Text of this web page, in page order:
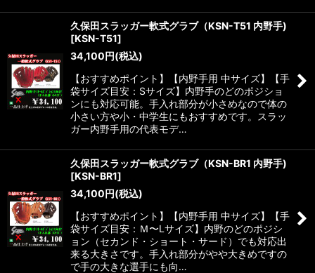
久保田スラッガー軟式グラブ（KSN-T51 内野手)
[KSN-T51]
34,100円(税込)
【おすすめポイント】【内野手用 中サイズ】【手
袋サイズ目安：Sサイズ】内野手のどのポジショ
ンにも対応可能。手入れ部分が小さめなので体の
小さい方や小・中学生にもおすすめです。スラッ
ガー内野手用の代表モデ…
久保田スラッガー軟式グラブ（KSN-BR1 内野手)
[KSN-BR1]
34,100円(税込)
【おすすめポイント】【内野手用 中サイズ】【手
袋サイズ目安：Ｍ〜Lサイズ】内野のどのポジシ
ョン（セカンド・ショート・サード）でも対応出
来る大きさです。手入れ部分がやや大きめですの
で手の大きな選手にも向…